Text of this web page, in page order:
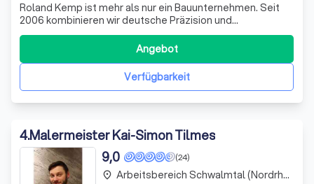
Roland Kemp ist mehr als nur ein Bauunternehmen. Seit
2006 kombinieren wir deutsche Präzision und
Pünktlichkeit mit niederländischem Kostenbewusstsein
und Organisationstalent, um unseren Kunden ein
unvergleichliches Bau- und Renovierungserlebnis zu
bieten. Unser Team von Fachleuten begleitet Sie von
Verfügbarkeit
Angebot
4.Malermeister Kai-Simon Tilmes
(24)
9,0
place Arbeitsbereich Schwalmtal (Nordrhein-Westfalen)